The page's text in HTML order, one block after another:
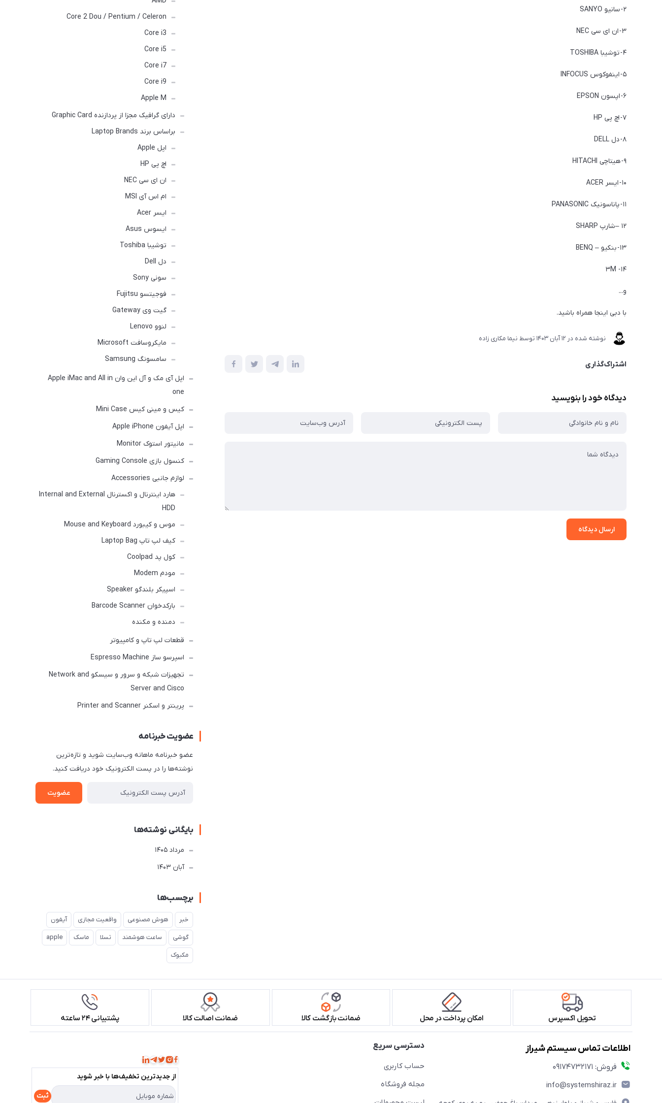
۲- سانیو SANYO
۳- ان ای سی NEC
۴- توشیبا TOSHIBA
۵- اینفوکوس INFOCUS
۶- اپسون EPSON
۷- اچ پی HP
۸- دل DELL
۹- هیتاچی HITACHI
۱۰- ایسر ACER
۱۱- پاناسونیک PANASONIC
۱۲ –شارپ SHARP
۱۳- بنکیو – BENQ
۱۴- ۳M
و...
با دبی اینجا همراه باشید.
نوشته شده در 12 آبان 1403 توسط نیما مکاری زاده
اشتراک‌گذاری
دیدگاه خود را بنویسید
ارسال دیدگاه
Core 2 Dou / Pentium / Celeron
Core i3
Core i5
Core i7
Core i9
Apple M
دارای گرافیک مجزا از پردازنده Graphic Card
براساس برند Laptop Brands
اپل Apple
اچ پی HP
ان ای سی NEC
ام اس آی MSI
ایسر Acer
ایسوس Asus
توشیبا Toshiba
دل Dell
سونی Sony
فوجیتسو Fujitsu
گیت وی Gateway
لنوو Lenovo
مایکروسافت Microsoft
سامسونگ Samsung
اپل آی مک و آل این وان Apple iMac and All in
one
کیس و مینی کیس Mini Case
اپل آیفون Apple iPhone
مانیتور استوک Monitor
کنسول بازی Gaming Console
لوازم جانبی Accessories
هارد اینترنال و اکسترنال Internal and External
HDD
موس و کیبورد Mouse and Keyboard
کیف لپ تاپ Laptop Bag
کول پد Coolpad
مودم Modem
اسپیکر بلندگو Speaker
بارکدخوان Barcode Scanner
دمنده و مکنده
قطعات لپ تاپ و کامپیوتر
اسپرسو ساز Espresso Machine
تجهیزات شبکه و سرور و سیسکو Network and
Server and Cisco
پرینتر و اسکنر Printer and Scanner
عضویت خبرنامه
عضو خبرنامه ماهانه وب‌سایت شوید و تازه‌ترین
نوشته‌ها را در پست الکترونیک خود دریافت کنید.
عضویت
بایگانی نوشته‌ها
مرداد 1405
آبان 1403
برچسب‌ها
خبر هوش مصنوعی واقعیت مجازی آیفون
گوشی ساعت هوشمند تسلا ماسک apple
مکبوک
تحویل اکسپرس امکان پرداخت در محل ضمانت بازگشت کالا ضمانت اصالت کالا پشتیبانی ۲۴ ساعته
اطلاعات تماس سیستم شیراز
فروش: 09174732171
info@systemshiraz.ir
دسترسی سریع
حساب کاربری
مجله فروشگاه
از جدید‌ترین تخفیف‌ها با‌ خبر شوید
ثبت